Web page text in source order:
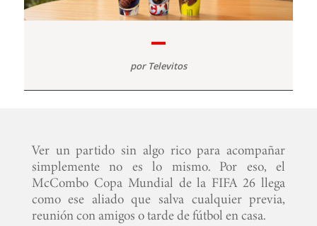
por Televitos
Ver un partido sin algo rico para acompañar
simplemente no es lo mismo. Por eso, el
McCombo Copa Mundial de la FIFA 26 llega
como ese aliado que salva cualquier previa,
reunión con amigos o tarde de fútbol en casa.